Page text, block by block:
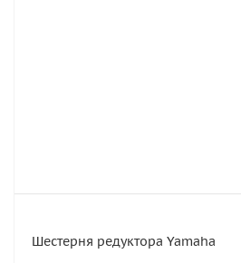
Шестерня редуктора Yamaha